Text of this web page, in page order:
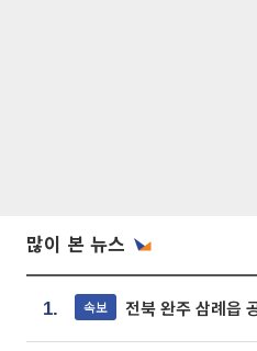
많이 본 뉴스
1. 속보 전북 완주 삼례읍